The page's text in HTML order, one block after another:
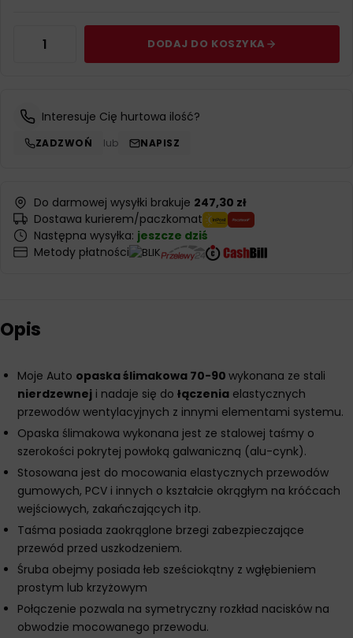
DODAJ DO KOSZYKA
Interesuje Cię hurtowa ilość?
ZADZWOŃ lub NAPISZ
Do darmowej wysyłki brakuje 247,30 zł
Dostawa kurierem/paczkomat
Następna wysyłka: jeszcze dziś
Metody płatności
Opis
Moje Auto opaska ślimakowa 70-90 wykonana ze stali
nierdzewnej i nadaje się do łączenia elastycznych
przewodów wentylacyjnych z innymi elementami systemu.
Opaska ślimakowa wykonana jest ze stalowej taśmy o
szerokości pokrytej powłoką galwaniczną (alu-cynk).
Stosowana jest do mocowania elastycznych przewodów
gumowych, PCV i innych o kształcie okrągłym na króćcach
wejściowych, zakańczających itp.
Taśma posiada zaokrąglone brzegi zabezpieczające
przewód przed uszkodzeniem.
Śruba obejmy posiada łeb sześciokątny z wgłębieniem
prostym lub krzyżowym
Połączenie pozwala na symetryczny rozkład nacisków na
obwodzie mocowanego przewodu.